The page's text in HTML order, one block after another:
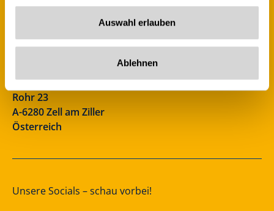
Auswahl erlauben
Ablehnen
Zillertal Arena
info@zillertalarena.com
Rohr 23
A-6280 Zell am Ziller
Österreich
Unsere Socials – schau vorbei!